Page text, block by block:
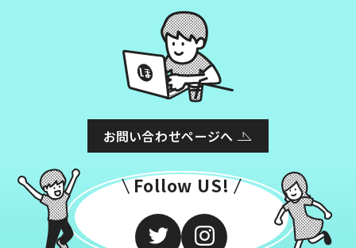
お問い合わせページへ
Follow US!